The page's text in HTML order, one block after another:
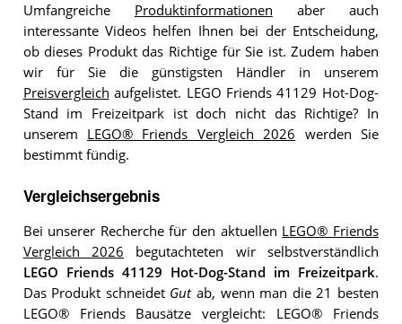
Umfangreiche Produktinformationen aber auch
interessante Videos helfen Ihnen bei der Entscheidung,
ob dieses Produkt das Richtige für Sie ist. Zudem haben
wir für Sie die günstigsten Händler in unserem
Preisvergleich aufgelistet. LEGO Friends 41129 Hot-Dog-
Stand im Freizeitpark ist doch nicht das Richtige? In
unserem LEGO® Friends Vergleich 2026 werden Sie
bestimmt fündig.
Vergleichsergebnis
Bei unserer Recherche für den aktuellen LEGO® Friends
Vergleich 2026 begutachteten wir selbstverständlich
LEGO Friends 41129 Hot-Dog-Stand im Freizeitpark.
Das Produkt schneidet Gutab, wenn man die 21 besten
LEGO® Friends Bausätze vergleicht: LEGO® Friends